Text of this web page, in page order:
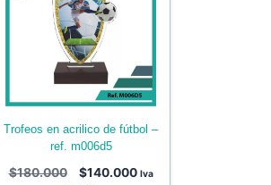
trofeos en acrilico de fútbol –
ref. m006d5
$180.000 $140.000 Iva